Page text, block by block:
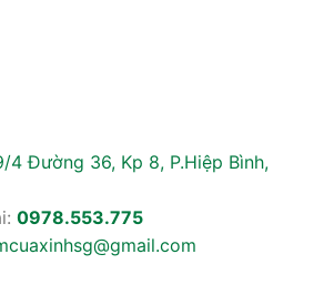
4 Đường 36, Kp 8, P.Hiệp Bình,
0978.553.775